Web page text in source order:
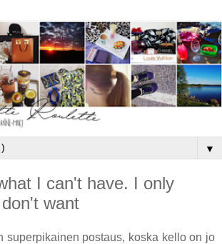
▼
I can't have. I only
want
superpikainen postaus, koska kello on jo